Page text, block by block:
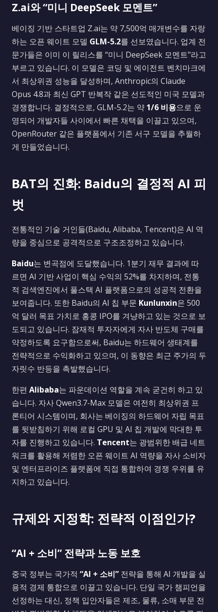
Z.ai와 “미니 DeepSeek 모멘트”
베이징 기반 스타트업 Z.ai는 약 7,500억 매개변수를 자랑
하는 오픈 웨이트 모델 GLM-5.2를 선보였습니다. 업계 전
문가들은 이미 이 릴리스를 “미니 DeepSeek 모멘트"라고
부르고 있습니다. 이 모델은 코딩 및 에이전트 벤치마크에
서 최상위권 성능을 달성하며, Anthropic의 Claude
Opus 4.8과 최신 GPT 반복작 같은 선도적인 미국 모델과
경쟁합니다. 결정적으로, GLM-5.2는 약 1/6 비용으로 운
영되어 개발자들 사이에서 빠른 채택을 이끌고 있으며,
OpenRouter 같은 플랫폼에서 기존 서구 모델을 추월하
게 만들었습니다.
BAT의 진화: Baidu의 결정적 AI 피
벗
전통적인 기술 거인들(Baidu, Alibaba, Tencent)은 AI 역
량을 중심으로 공격적으로 구조조정하고 있습니다.
Baidu는 변곡점에 도달했습니다. 1분기 재무 결과에 따
르면 AI 기반 사업이 핵심 수익의 52%를 차지하며, 전통
적 검색엔진에서 풀스택 AI 플랫폼으로의 성공적 전환을
보여줍니다. 또한 Baidu의 AI 칩 부문 Kunlunxin은 500
억 달러 목표 가치로 홍콩 IPO를 겨냥하고 있는 것으로 보
도되고 있습니다. 잠재적 투자자에게 자사 반도체 구매를
약정하도록 요구함으로써, Baidu는 하드웨어 생태계를
전략적으로 수익화하고 있으며, 이 동향은 최근 주가의 두
자릿수 반등을 촉발했습니다.
한편 Alibaba는 파운데이션 역할을 계속 굳건히 하고 있
습니다. 자사 Qwen3.7-Max 모델은 여전히 최상위권 프
론티어 시스템이며, 회사는 베이징의 하드웨어 자립 목표
를 뒷받침하기 위해 로컬 GPU 및 AI 칩 개발에 막대한 투
자를 진행하고 있습니다. Tencent는 광범위한 배급 네트
워크를 활용해 저렴한 오픈 웨이트 AI 역량을 자사 소비자
및 엔터프라이즈 플랫폼에 직접 통합하여 경쟁 우위를 유
지하고 있습니다.
규제와 지정학: 전략적 이점인가?
“AI + 소비” 전략과 노동 보호
중국 정부는 국가적 “AI + 소비” 전략을 통해 AI 개발을 실
용적 경제 통합으로 이끌고 있습니다. 단일 국가 챔피언을
선정하는 대신, 정책 입안자들은 제조, 물류, 소매 부문 전